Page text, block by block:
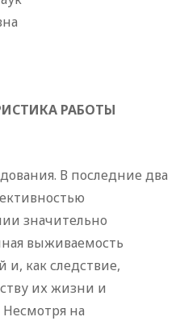
РАБОТЫ
В последние два
значительно
выживаемость
и, как следствие,
их жизни и
на